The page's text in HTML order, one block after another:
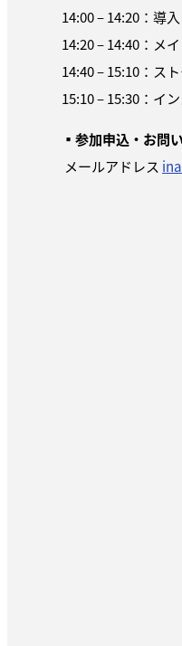
14:00 – 14:20：導
14:20 – 14:40：メ
14:40 – 15:10：ス
15:10 – 15:30：イ
▪ 参加申込・お問
メールアドレス